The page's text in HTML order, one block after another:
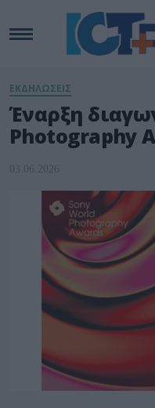
ΕΚΔΗΛΩΣΕΙΣ
Έναρξη
Photography
03.06.2026